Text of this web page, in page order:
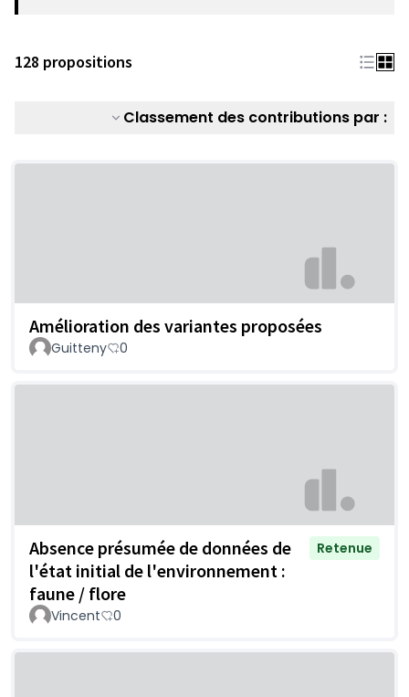
128 propositions
Classement des contributions par :
Amélioration des variantes proposées
Guitteny 0
Absence présumée de données de
l'état initial de l'environnement :
faune / flore
Retenue
Vincent 0